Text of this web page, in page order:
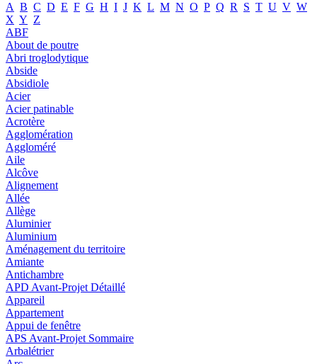
A B C D E F G H I J K L M N O P Q R S T U V W
X Y Z
ABF
About de poutre
Abri troglodytique
Abside
Absidiole
Acier
Acier patinable
Acrotère
Agglomération
Aggloméré
Aile
Alcôve
Alignement
Allée
Allège
Aluminier
Aluminium
Aménagement du territoire
Amiante
Antichambre
APD Avant-Projet Détaillé
Appareil
Appartement
Appui de fenêtre
APS Avant-Projet Sommaire
Arbalétrier